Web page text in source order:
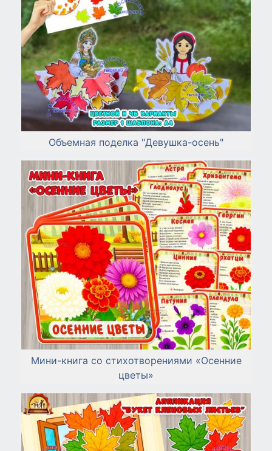
Объемная поделка "Девушка-осень"
Мини-книга со стихотворениями «Осенние
цветы»